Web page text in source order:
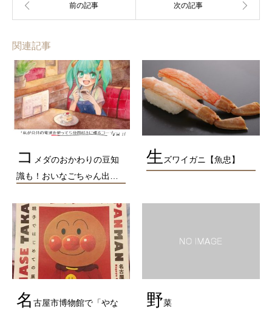
関連記事
コ
メダのおかわりの豆知
識も！おいなごちゃん出…
生 ズワイガニ【魚忠】
名 古屋市博物館で「やな
野菜